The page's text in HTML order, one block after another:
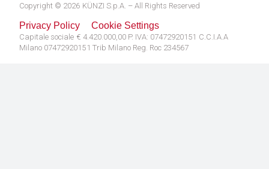
Copyright © 2026 KÜNZI S.p.A. – All Rights Reserved
Privacy Policy Cookie Settings
Capitale sociale € 4.420.000,00 P. IVA: 07472920151 C.C.I.A.A
Milano 07472920151 Trib Milano Reg. Roc 234567